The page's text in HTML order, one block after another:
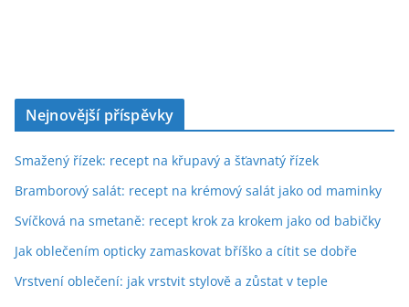
Nejnovější příspěvky
Smažený řízek: recept na křupavý a šťavnatý řízek
Bramborový salát: recept na krémový salát jako od maminky
Svíčková na smetaně: recept krok za krokem jako od babičky
Jak oblečením opticky zamaskovat bříško a cítit se dobře
Vrstvení oblečení: jak vrstvit stylově a zůstat v teple